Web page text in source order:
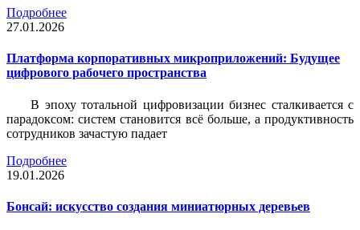
Подробнее
27.01.2026
Платформа корпоративных микроприложений: Будущее
цифрового рабочего пространства
В эпоху тотальной цифровизации бизнес сталкивается с
парадоксом: систем становится всё больше, а продуктивность
сотрудников зачастую падает
Подробнее
19.01.2026
Бонсай: искусство создания миниатюрных деревьев